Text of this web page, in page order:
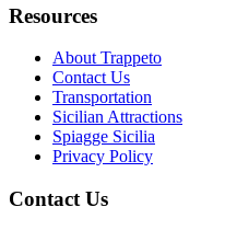
Resources
About Trappeto
Contact Us
Transportation
Sicilian Attractions
Spiagge Sicilia
Privacy Policy
Contact Us